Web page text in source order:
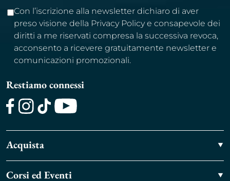
Con l’iscrizione alla newsletter dichiaro di aver
preso visione della Privacy Policy e consapevole dei
diritti a me riservati compresa la successiva revoca,
acconsento a ricevere gratuitamente newsletter e
comunicazioni promozionali.
Restiamo connessi
Acquista
Corsi ed Eventi